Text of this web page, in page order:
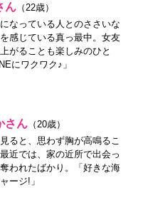
ん （22歳）
なっている人とのささいな
感じている真っ最中。女友
がることも楽しみのひと
にワクワク♪」
さん （20歳）
ると、思わず胸が高鳴るこ
近では、家の近所で出会っ
われたばかり。「好きな海
ージ!」